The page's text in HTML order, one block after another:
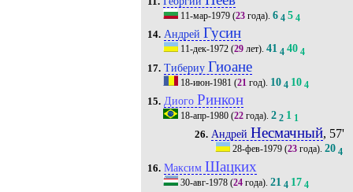
11-мар-1979(23года). 6 4 5 4
14. Андрей Гусин
11-дек-1972(29лет). 41 4 40 4
17. Тибериу Гиоане
18-июн-1981 (21 год). 10 4 10 4
15. Диого Ринкон
18-апр-1980(22года). 2 2 1 1
26. Андрей Несмачный, 57'
28-фев-1979 (23 года).20 4
16. Максим Шацких
30-авг-1978(24года). 21 4 17 4